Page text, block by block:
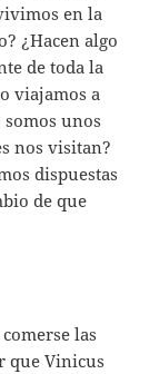
en la
¿Hacen algo
de toda la
viajamos a
somos unos
nos visitan?
dispuestas
de que
las
que Vinicus